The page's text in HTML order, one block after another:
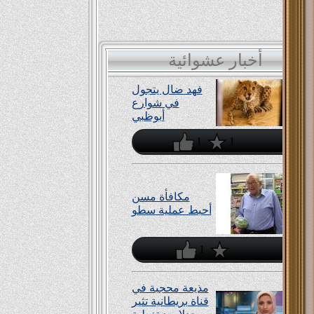
عليه
.... قروي راح للطبيب... بعد ما كشف عليه قال له: لازم تحلل الدم والبول...... قال
القروي
....مره واحد صعيدي سافر امريكا كان معاه 5000 دولار كل ميجي يحجز في فندق يلايه
....واحد محشش كان حيخبط واحدة بالعربية . قالتله انت ماشفتنيش . قالها أيوه شفتك
أخبار عشوائية
فهد ضال يتجول
في شوارع
أبوظبي
1 1
مكافأة مسن
أحبط عملية سطو
1
مذيعة محجبة في
قناة بريطانية تثير